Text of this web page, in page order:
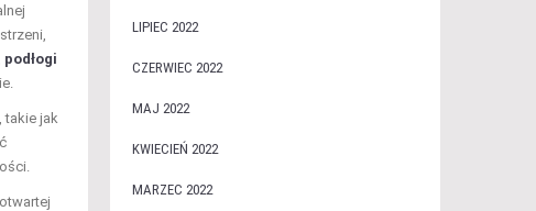
podłogi
takie jak
LIPIEC 2022
CZERWIEC 2022
MAJ 2022
KWIECIEŃ 2022
MARZEC 2022